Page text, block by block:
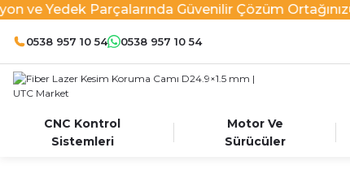
ve Yedek Parçalarında Güvenilir Çözüm Ortağınız
0538 957 10 54 0538 957 10 54
CNC Kontrol
Sistemleri
Motor Ve
Sürücüler